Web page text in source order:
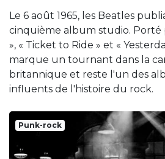
Le 6 août 1965, les Beatles
cinquième album studio. Porté
», « Ticket to Ride » et «
marque un tournant dans la
britannique et reste l'un des
influents de l'histoire du rock.
Punk-rock